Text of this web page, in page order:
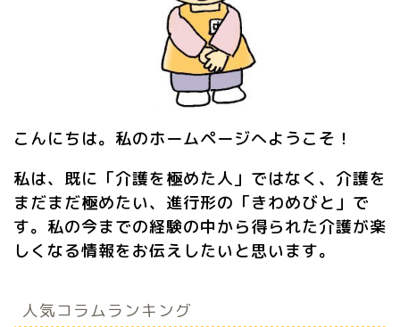
こんにちは。私のホームページへようこそ！
私は、既に「介護を極めた人」ではなく、介護を
まだまだ極めたい、進行形の「きわめびと」で
す。私の今までの経験の中から得られた介護が楽
しくなる情報をお伝えしたいと思います。
人気コラムランキング